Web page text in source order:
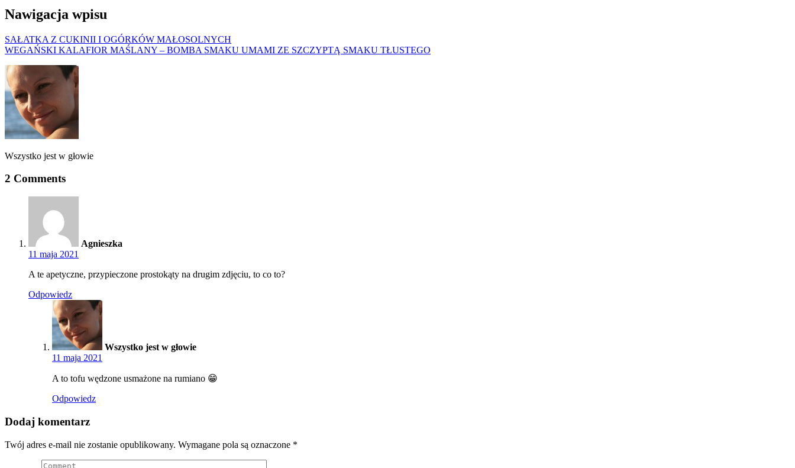
Nawigacja wpisu
SAŁATKA Z CUKINII I OGÓRKÓW MAŁOSOLNYCH
WEGAŃSKI KALAFIOR MAŚLANY – BOMBA SMAKU UMAMI ZE SZCZYPTĄ SMAKU TŁUSTEGO
Wszystko jest w głowie
2 Comments
Agnieszka
11 maja 2021
A te apetyczne, przypieczone prostokąty na drugim zdjęciu, to co to?
Odpowiedz
Wszystko jest w głowie
11 maja 2021
A to tofu wędzone usmażone na rumiano 😁
Odpowiedz
Dodaj komentarz
Twój adres e-mail nie zostanie opublikowany. Wymagane pola są oznaczone *